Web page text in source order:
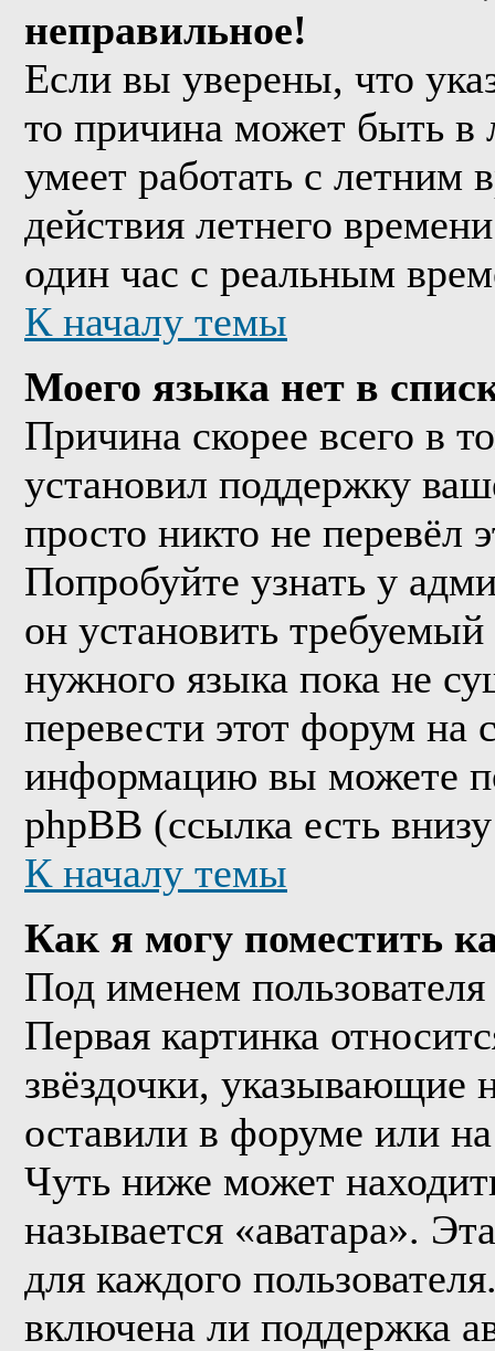
неправильное!
Если вы уверены, что
то причина может быть
умеет работать с летним
действия летнего
один час с реальным
К началу темы
Моего языка нет в
Причина скорее всего в
установил поддержку
просто никто не перевёл
Попробуйте узнать у
он установить
нужного языка пока не
перевести этот форум
информацию вы можете
phpBB (ссылка есть
К началу темы
Как я могу поместить
Под именем
Первая картинка
звёздочки, указывающие
оставили в форуме или
Чуть ниже может
называется «аватара».
для каждого
включена ли поддержка